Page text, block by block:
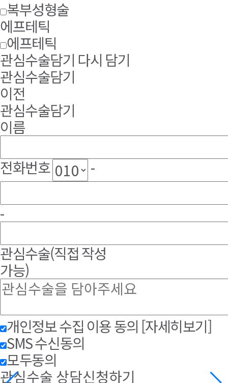
복부성형술
에프테틱
에프테틱
관심수술담기 다시 담기
관심수술담기
이전
관심수술담기
이름
전화번호
-
-
관심수술(직접 작성
가능)
개인정보 수집 이용 동의 [자세히보기]
SMS 수신동의
모두동의
관심수술 상담신청하기